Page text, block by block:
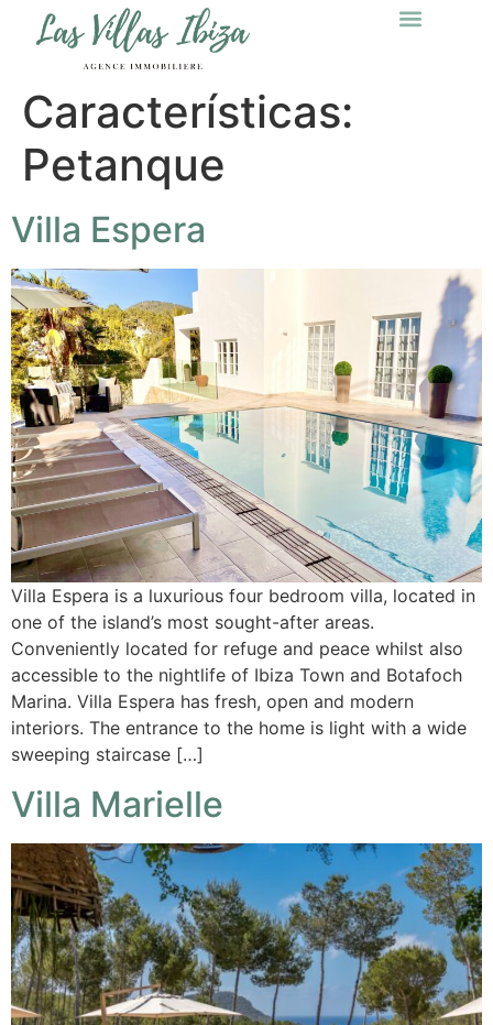
Características:
Petanque
Villa Espera
Villa Espera is a luxurious four bedroom villa, located in
one of the island’s most sought-after areas.
Conveniently located for refuge and peace whilst also
accessible to the nightlife of Ibiza Town and Botafoch
Marina. Villa Espera has fresh, open and modern
interiors. The entrance to the home is light with a wide
sweeping staircase […]
Villa Marielle